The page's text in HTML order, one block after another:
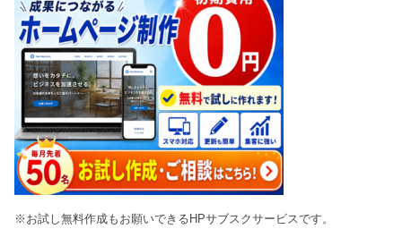
※お試し無料作成もお願いできるHPサブスクサービスです。